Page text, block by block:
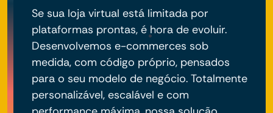
Se sua loja virtual está limitada por
plataformas prontas, é hora de evoluir.
Desenvolvemos e-commerces sob
medida, com código próprio, pensados
para o seu modelo de negócio. Totalmente
personalizável, escalável e com